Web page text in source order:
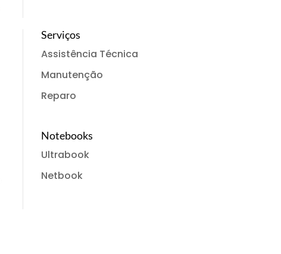
Serviços
Assistência Técnica
Manutenção
Reparo
Notebooks
Ultrabook
Netbook